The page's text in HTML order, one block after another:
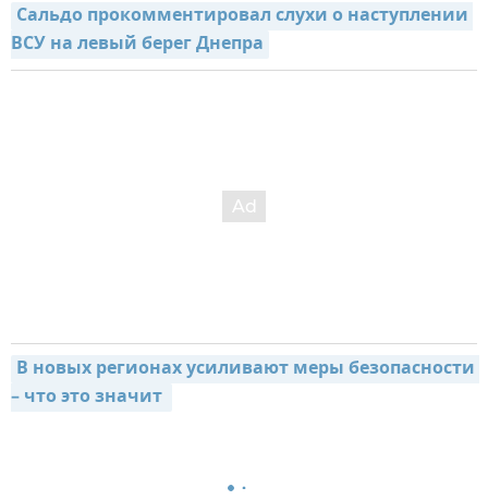
Сальдо прокомментировал слухи о наступлении
ВСУ на левый берег Днепра
В новых регионах усиливают меры безопасности
– что это значит